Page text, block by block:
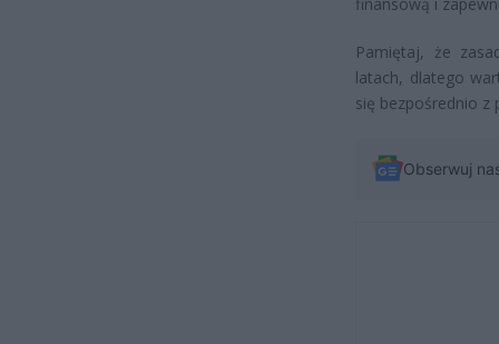
Pamiętaj, że
latach, dlatego
się bezpośrednio z
Obserwuj